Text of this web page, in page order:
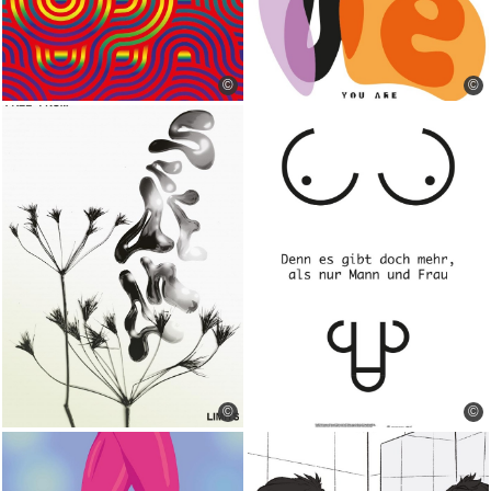
© ©
© ©